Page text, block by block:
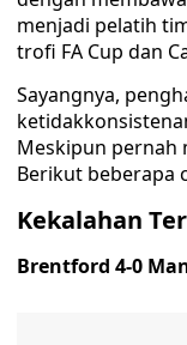
menjadi pelatih
trofi FA Cup dan
Sayangnya,
Meskipun pernah
Berikut beberapa
Kekalahan
Brentford 4-0